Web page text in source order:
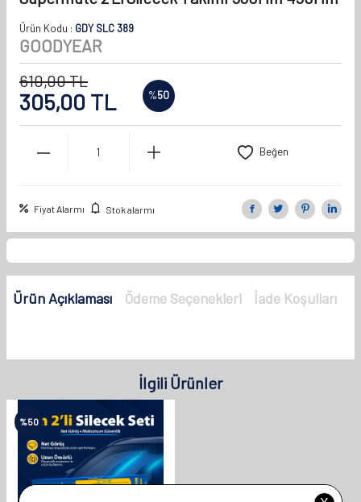
Ürün Kodu : GDY SLC 389
GOODYEAR
610,00TL
305,00 TL %50
Beğen
Fiyat Alarmı Stok alarmı
Ürün Açıklaması Ödeme Seçenekleri İade Koşulları
İlgili Ürünler
%50